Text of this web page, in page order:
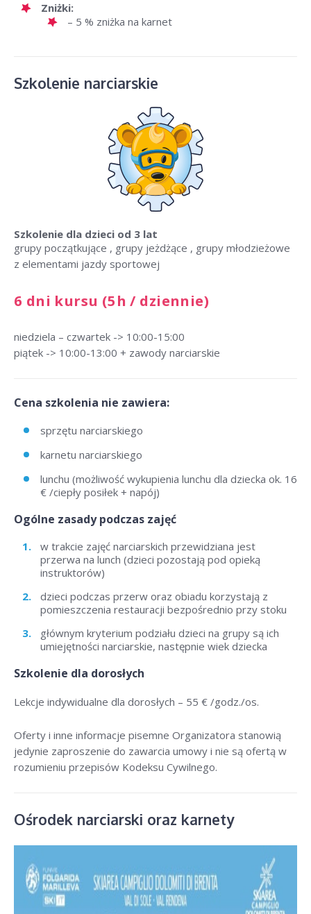
Zniżki:
– 5 % zniżka na karnet
Szkolenie narciarskie
Szkolenie dla dzieci od 3 lat
grupy początkujące , grupy jeżdżące , grupy młodzieżowe
z elementami jazdy sportowej
6 dni kursu (5h / dziennie)
niedziela – czwartek -> 10:00-15:00
piątek -> 10:00-13:00 + zawody narciarskie
Cena szkolenia nie zawiera:
sprzętu narciarskiego
karnetu narciarskiego
lunchu (możliwość wykupienia lunchu dla dziecka ok. 16
€ /ciepły posiłek + napój)
Ogólne zasady podczas zajęć
w trakcie zajęć narciarskich przewidziana jest
przerwa na lunch (dzieci pozostają pod opieką
instruktorów)
dzieci podczas przerw oraz obiadu korzystają z
pomieszczenia restauracji bezpośrednio przy stoku
głównym kryterium podziału dzieci na grupy są ich
umiejętności narciarskie, następnie wiek dziecka
Szkolenie dla dorosłych
Lekcje indywidualne dla dorosłych – 55 € /godz./os.
Oferty i inne informacje pisemne Organizatora stanowią
jedynie zaproszenie do zawarcia umowy i nie są ofertą w
rozumieniu przepisów Kodeksu Cywilnego.
Ośrodek narciarski oraz karnety